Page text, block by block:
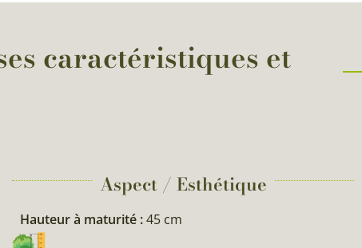
caractéristiques et
Aspect / Esthétique
Hauteur à maturité :45 cm